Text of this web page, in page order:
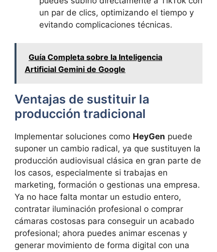
un par de clics, optimizando el tiempo y
evitando complicaciones técnicas.
Guía Completa sobre la Inteligencia
Artificial Gemini de Google
Ventajas de sustituir la
producción tradicional
Implementar soluciones como HeyGen puede
suponer un cambio radical, ya que sustituyen la
producción audiovisual clásica en gran parte de
los casos, especialmente si trabajas en
marketing, formación o gestionas una empresa.
Ya no hace falta montar un estudio entero,
contratar iluminación profesional o comprar
cámaras costosas para conseguir un acabado
profesional; ahora puedes animar escenas y
generar movimiento de forma digital con una